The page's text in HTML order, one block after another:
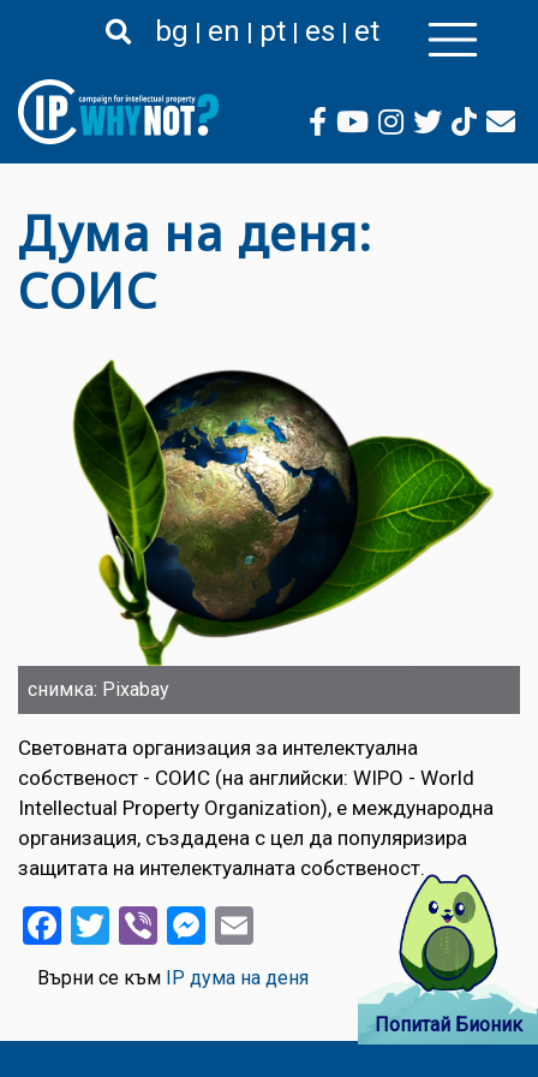
към
съдържание
bg en pt es et
Дума на деня:
СОИС
снимка: Pixabay
Световната организация за интелектуална
собственост - СОИС (на английски: WIPO - World
Intellectual Property Organization), е международна
организация, създадена с цел да популяризира
защитата на интелектуалната собственост.
Facebook
Twitter
ViberMessenger
Върни се към IP дума на деня
Попитай Бионик